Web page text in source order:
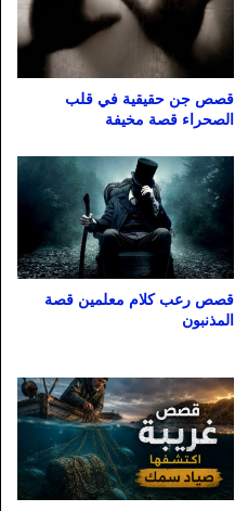
قصص جن حقيقية في قلب
الصحراء قصة مخيفة
قصص رعب كلام معلمين قصة
المذنبون